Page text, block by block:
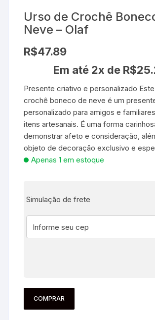
Urso de Crochê
Neve – Olaf
R$47.89
Em até 2x de R$
Presente criativo e personalizado
crochê boneco de neve é um
personalizado para amigos e
itens artesanais. É uma forma
demonstrar afeto e consideração,
objeto de decoração exclusivo e
Apenas 1 em estoque
Simulação de frete
COMPRAR